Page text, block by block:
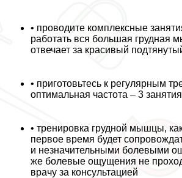
• проводите комплексные
работать вся большая грудная
отвечает за красивый
• приготовьтесь к регулярным
оптимальная частота – 3
• тренировка грудной мышцы,
первое время будет
и незначительными болевыми
же болевые ощущения не
врачу за консультацией